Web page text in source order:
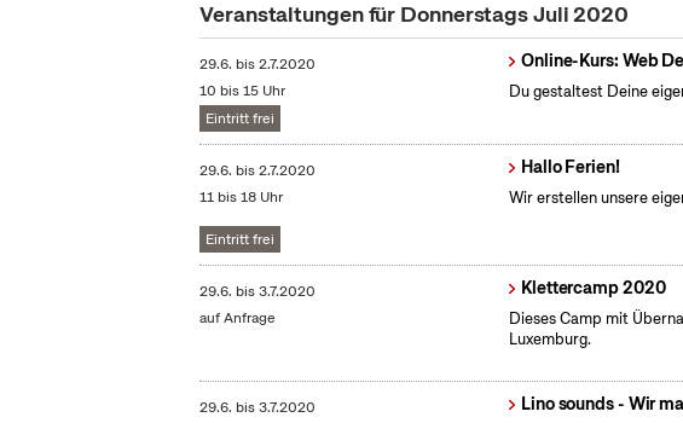
Veranstaltungen für Donnerstags Juli 2020
29.6. bis2.7.2020
10 bis 15 Uhr
Eintritt frei
Online-Kurs: Web
Du gestaltest Deine
29.6. bis2.7.2020
11 bis 18 Uhr
Eintritt frei
Hallo Ferien!
Wir erstellen unsere
29.6. bis3.7.2020
auf Anfrage
Klettercamp 2020
Dieses Camp mit
Luxemburg.
29.6. bis3.7.2020
Lino sounds - Wir